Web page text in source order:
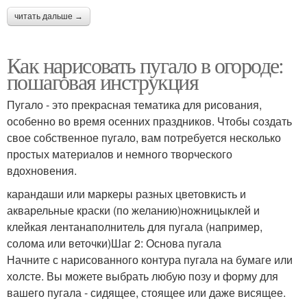
читать дальше →
Как нарисовать пугало в огороде:
пошаговая инструкция
Пугало - это прекрасная тематика для рисования,
особенно во время осенних праздников. Чтобы создать
свое собственное пугало, вам потребуется несколько
простых материалов и немного творческого
вдохновения.
карандаши или маркеры разных цветовкисть и
акварельные краски (по желанию)ножницыклей и
клейкая лентанаполнитель для пугала (например,
солома или веточки)Шаг 2: Основа пугала
Начните с нарисованного контура пугала на бумаге или
холсте. Вы можете выбрать любую позу и форму для
вашего пугала - сидящее, стоящее или даже висящее.